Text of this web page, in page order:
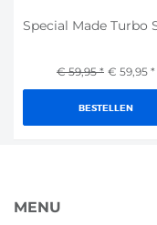
€ 59,95* € 59,95 *
BESTELLEN
MENU